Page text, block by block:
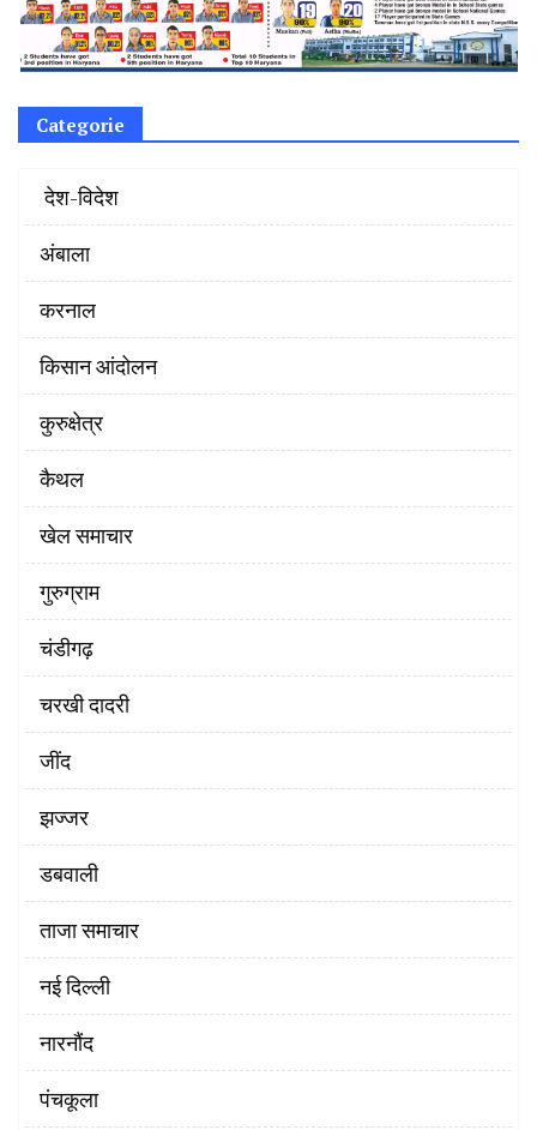
Categorie
‌ देश-विदेश
अंबाला
करनाल
किसान आंदोलन
कुरुक्षेत्र
कैथल
खेल समाचार
गुरुग्राम
चंडीगढ़
चरखी दादरी
‌जींद
झज्जर
डबवाली
ताजा समाचार
नई दिल्ली
नारनौंद
पंचकूला